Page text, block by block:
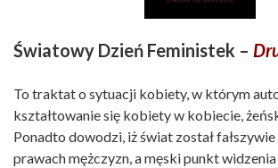
Światowy Dzień Feministek –
To traktat o sytuacji kobiety, w którym
kształtowanie się kobiety w kobiecie,
Ponadto dowodzi, iż świat został
prawach mężczyzn, a męski punkt